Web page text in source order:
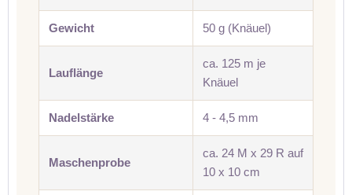
Gewicht 50 g (Knäuel)
Lauflänge
ca. 125 m je
Knäuel
Nadelstärke 4 - 4,5 mm
Maschenprobe
ca. 24 M x 29 R auf
10 x 10 cm